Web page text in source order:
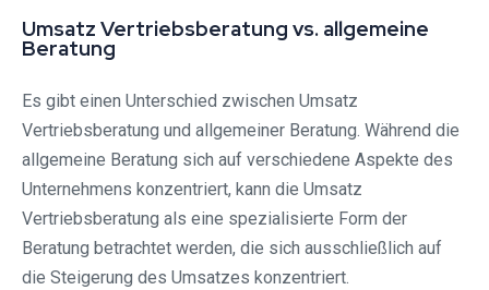
Umsatz Vertriebsberatung vs. allgemeine
Beratung
Es gibt einen Unterschied zwischen Umsatz
Vertriebsberatung und allgemeiner Beratung. Während die
allgemeine Beratung sich auf verschiedene Aspekte des
Unternehmens konzentriert, kann die Umsatz
Vertriebsberatung als eine spezialisierte Form der
Beratung betrachtet werden, die sich ausschließlich auf
die Steigerung des Umsatzes konzentriert.